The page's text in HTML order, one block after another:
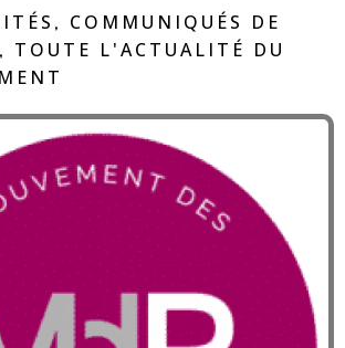
, COMMUNIQUÉS DE
, TOUTE L'ACTUALITÉ DU